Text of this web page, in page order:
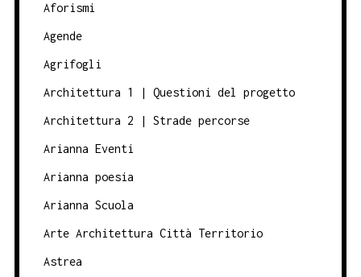
Aforismi
Agende
Agrifogli
Architettura 1 | Questioni del progetto
Architettura 2 | Strade percorse
Arianna Eventi
Arianna poesia
Arianna Scuola
Arte Architettura Città Territorio
Astrea